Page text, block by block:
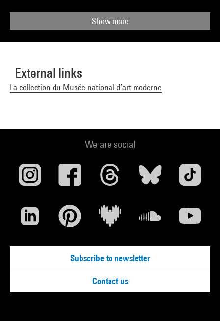
Show more
External links
La collection du Musée national d’art moderne
We are social
Subscribe to newsletter
Contact us